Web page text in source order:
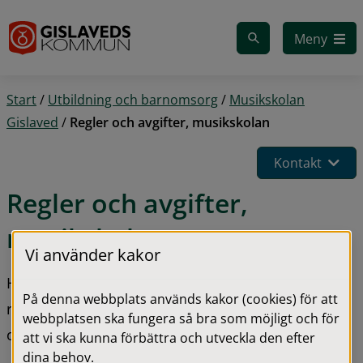
Meny
Start/ Utbildning och barnomsorg/ Musikskolan
Gislaved / Regler och avgifter, musikskolan
Kontakt
Regler och avgifter,
musikskolan
Här har vi samlat information om Musikskolans
regler och avgifter för dig som är vårdnadshavare
och för dig som vill ansöka och är över 18 år.
Vi använder kakor
På denna webbplats används kakor (cookies) för att
webbplatsen ska fungera så bra som möjligt och för
att vi ska kunna förbättra och utveckla den efter
dina behov.